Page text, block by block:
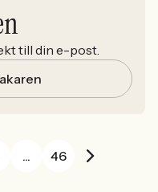
till din e-post.
... 46